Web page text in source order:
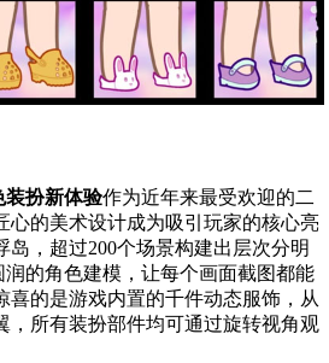
装扮新体验作为近年来最受欢迎的二
心的美术设计成为吸引玩家的核心亮
岛，超过200个场景构建出层次分明
的角色建模，让每个画面截图都能
喜的是游戏内置的千件动态服饰，从
，所有装扮部件均可通过旋转视角观